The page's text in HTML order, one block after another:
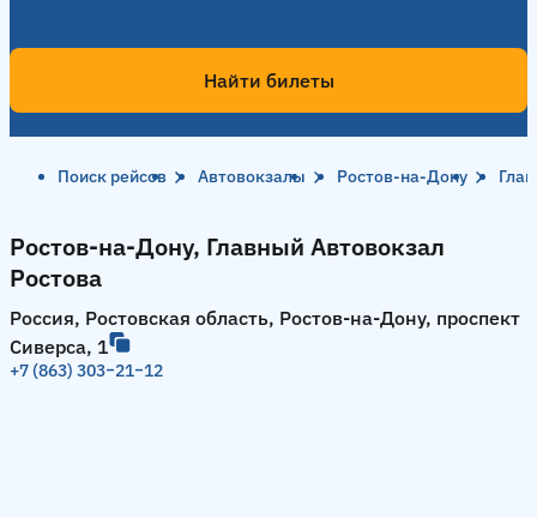
Найти билеты
Поиск рейсов Автовокзалы Ростов-на-Дону
Ростов-на-Дону, Главный Автовокзал
Ростова
Россия, Ростовская область, Ростов-на-Дону, проспект
Сиверса, 1
+7 (863) 303‒21‒12